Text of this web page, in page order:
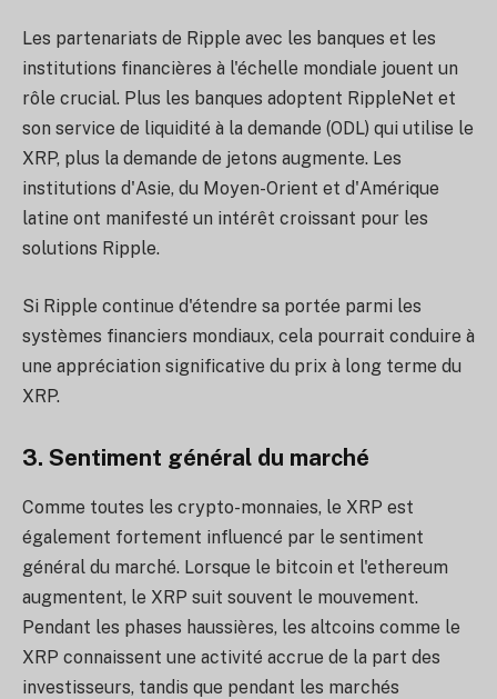
Les partenariats de Ripple avec les banques et les
institutions financières à l'échelle mondiale jouent un
rôle crucial. Plus les banques adoptent RippleNet et
son service de liquidité à la demande (ODL) qui utilise le
XRP, plus la demande de jetons augmente. Les
institutions d'Asie, du Moyen-Orient et d'Amérique
latine ont manifesté un intérêt croissant pour les
solutions Ripple.
Si Ripple continue d'étendre sa portée parmi les
systèmes financiers mondiaux, cela pourrait conduire à
une appréciation significative du prix à long terme du
XRP.
3. Sentiment général du marché
Comme toutes les crypto-monnaies, le XRP est
également fortement influencé par le sentiment
général du marché. Lorsque le bitcoin et l'ethereum
augmentent, le XRP suit souvent le mouvement.
Pendant les phases haussières, les altcoins comme le
XRP connaissent une activité accrue de la part des
investisseurs, tandis que pendant les marchés